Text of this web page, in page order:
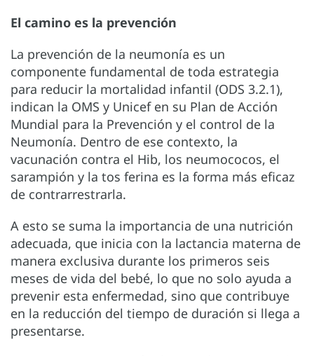
El camino es la prevención
La prevención de la neumonía es un
componente fundamental de toda estrategia
para reducir la mortalidad infantil (ODS 3.2.1),
indican la OMS y Unicef en su Plan de Acción
Mundial para la Prevención y el control de la
Neumonía. Dentro de ese contexto, la
vacunación contra el Hib, los neumococos, el
sarampión y la tos ferina es la forma más eficaz
de contrarrestrarla.
A esto se suma la importancia de una nutrición
adecuada, que inicia con la lactancia materna de
manera exclusiva durante los primeros seis
meses de vida del bebé, lo que no solo ayuda a
prevenir esta enfermedad, sino que contribuye
en la reducción del tiempo de duración si llega a
presentarse.